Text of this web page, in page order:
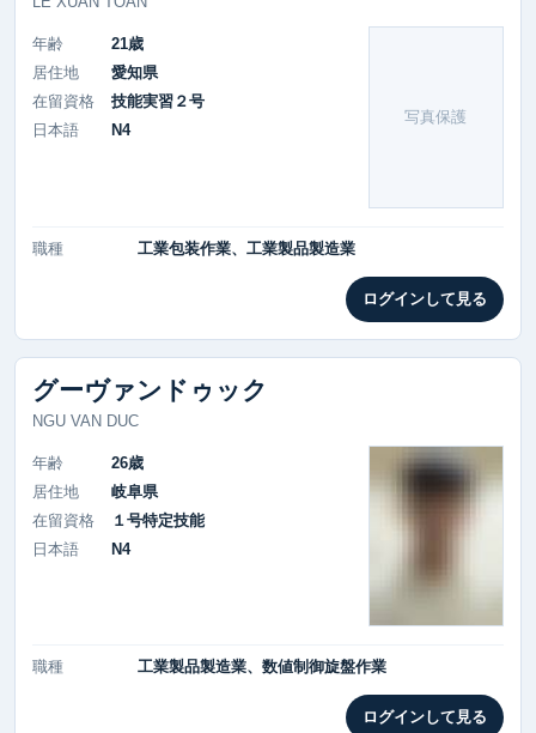
写真保護
年齢
21歳
居住地
愛知県
在留資格
技能実習２号
日本語
N4
職種 工業包装作業、工業製品製造業
ログインして見る
グーヴァンドゥック
NGU VAN DUC
年齢
26歳
居住地
岐阜県
在留資格
１号特定技能
日本語
N4
職種 工業製品製造業、数値制御旋盤作業
ログインして見る